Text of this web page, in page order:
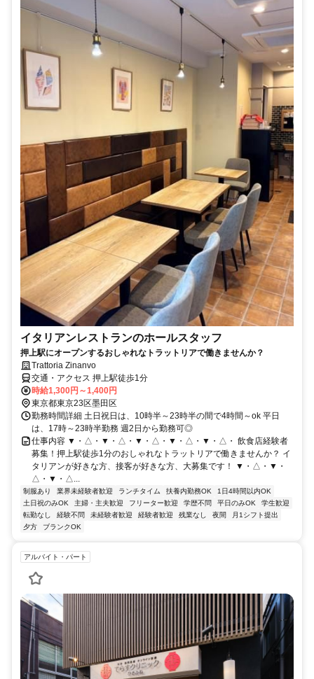
イタリアンレストランのホールスタッフ
押上駅にオープンするおしゃれなトラットリアで働きませんか？
Trattoria Zinanvo
交通・アクセス 押上駅徒歩1分
時給1,300円～1,400円
東京都東京23区墨田区
勤務時間詳細 土日祝日は、10時半～23時半の間で4時間～ok 平日
は、17時～23時半勤務 週2日から勤務可◎
仕事内容 ▼・△・▼・△・▼・△・▼・△・▼・△・ 飲食店経験者
募集！押上駅徒歩1分のおしゃれなトラットリアで働きませんか？ イ
タリアンが好きな方、接客が好きな方、大募集です！ ▼・△・▼・
△・▼・△...
制服あり 業界未経験者歓迎 ランチタイム 扶養内勤務OK
1日4時間以内OK
土日祝のみOK
主婦・主夫歓迎 フリーター歓迎 学歴不問 平日のみOK
学生歓迎
転勤なし
経験不問 未経験者歓迎 経験者歓迎 残業なし 夜間
月1シフト提出
夕方
ブランクOK
アルバイト・パート